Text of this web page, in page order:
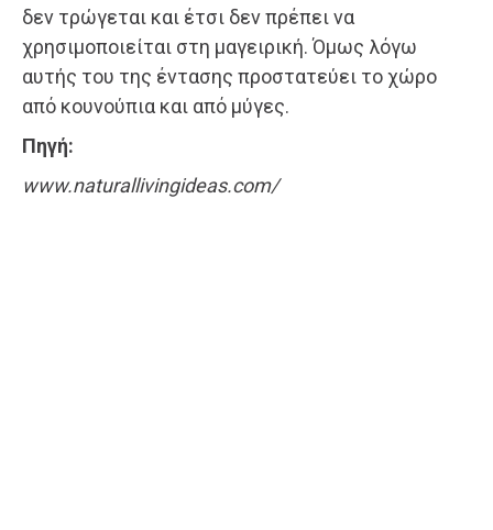
δεν τρώγεται και έτσι δεν πρέπει να
χρησιμοποιείται στη μαγειρική. Όμως λόγω
αυτής του της έντασης προστατεύει το χώρο
από κουνούπια και από μύγες.
Πηγή:
www.naturallivingideas.com/